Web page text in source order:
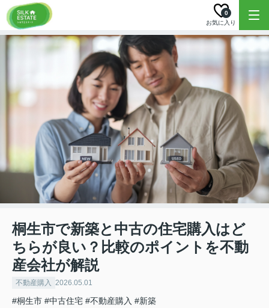
お気に入り
0
桐生市で新築と中古の住宅購入はど
ちらが良い？比較のポイントを不動
産会社が解説
不動産購入 2026.05.01
#桐生市 #中古住宅 #不動産購入 #新築